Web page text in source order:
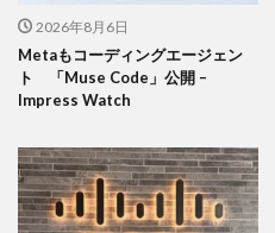
2026年8月6日
Metaもコーディングエージェン
ト 「Muse Code」公開 –
Impress Watch